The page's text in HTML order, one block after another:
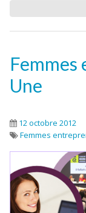
Femmes
Une
12 octobre 2012
Femmes